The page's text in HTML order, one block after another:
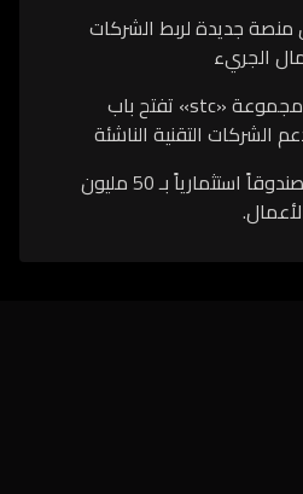
جديدة لربط الشركات
الجريء
مسرعة «inspireU» من مجموعة «stc» تفتح باب
“دو” و”شروق” تطلقان صندوقاً استثمارياً بـ 50 مليون